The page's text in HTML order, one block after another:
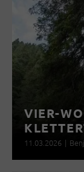
VIER-
11.03.2026 |